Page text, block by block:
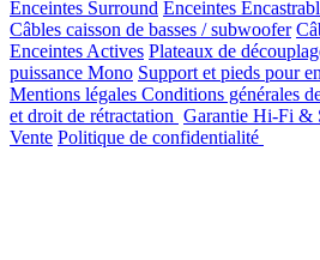
Enceintes Surround Enceintes
Câbles caisson de basses / subwoofer
Enceintes Actives Plateaux de
puissance Mono Support et pieds pour
Mentions légales Conditions générales
et droit de rétractation Garantie Hi-Fi &
Vente Politique de confidentialité